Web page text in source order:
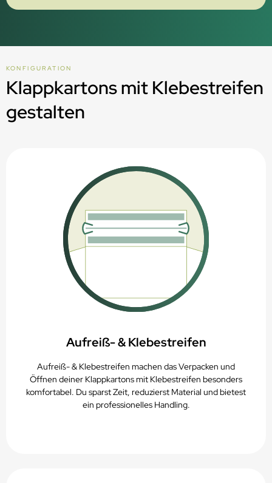
KONFIGURATION
Klappkartons mit Klebestreifen
gestalten
Aufreiß- & Klebestreifen
Aufreiß- & Klebestreifen machen das Verpacken und
Öffnen deiner Klappkartons mit Klebestreifen besonders
komfortabel. Du sparst Zeit, reduzierst Material und bietest
ein professionelles Handling.